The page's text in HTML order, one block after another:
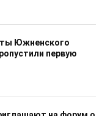
Южненского
первую